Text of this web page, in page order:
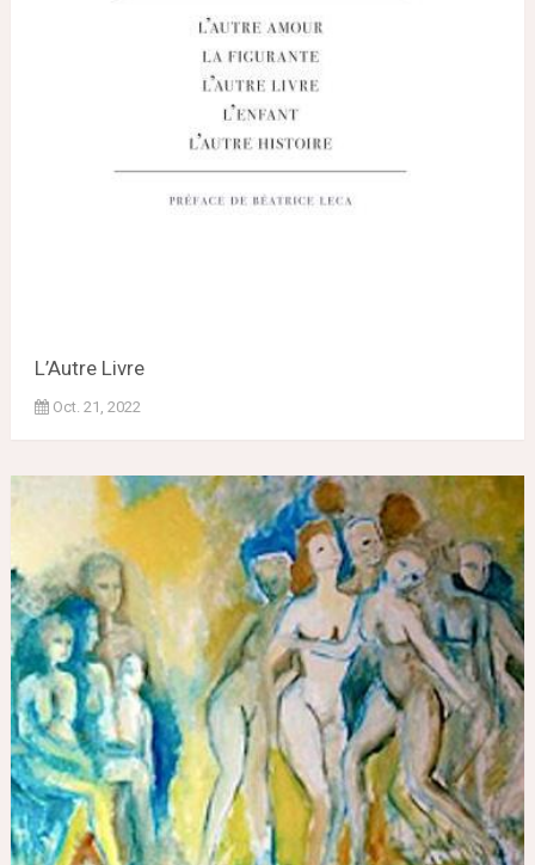
L’Autre Livre
Oct. 21, 2022